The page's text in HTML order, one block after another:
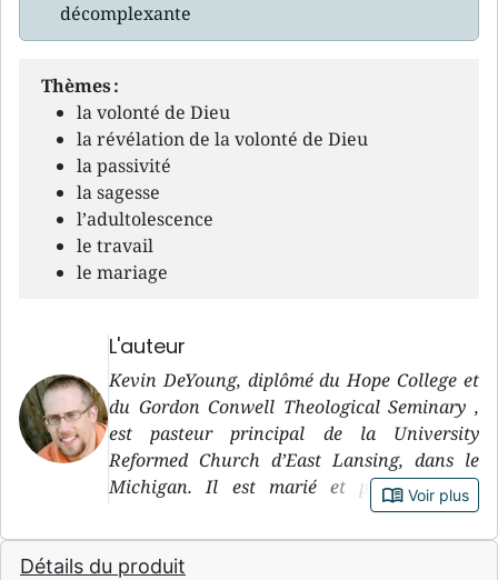
décomplexante
Thèmes :
la volonté de Dieu
la révélation de la volonté de Dieu
la passivité
la sagesse
l’adultolescence
le travail
le mariage
L'auteur
Kevin DeYoung, diplômé du Hope College et
du Gordon Conwell Theological Seminary ,
est pasteur principal de la University
Reformed Church d’East Lansing, dans le
Michigan. Il est marié et père de trois
book_open Voir plus
Détails du produit